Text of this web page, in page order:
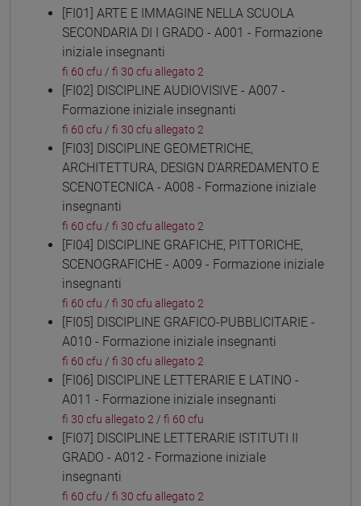
[FI01] ARTE E IMMAGINE NELLA SCUOLA
SECONDARIA DI I GRADO - A001 - Formazione
iniziale insegnanti
fi 60 cfu / fi 30 cfu allegato 2
[FI02] DISCIPLINE AUDIOVISIVE - A007 -
Formazione iniziale insegnanti
fi 60 cfu / fi 30 cfu allegato 2
[FI03] DISCIPLINE GEOMETRICHE,
ARCHITETTURA, DESIGN D'ARREDAMENTO E
SCENOTECNICA - A008 - Formazione iniziale
insegnanti
fi 60 cfu / fi 30 cfu allegato 2
[FI04] DISCIPLINE GRAFICHE, PITTORICHE,
SCENOGRAFICHE - A009 - Formazione iniziale
insegnanti
fi 60 cfu / fi 30 cfu allegato 2
[FI05] DISCIPLINE GRAFICO-PUBBLICITARIE -
A010 - Formazione iniziale insegnanti
fi 60 cfu / fi 30 cfu allegato 2
[FI06] DISCIPLINE LETTERARIE E LATINO -
A011 - Formazione iniziale insegnanti
fi 30 cfu allegato 2 / fi 60 cfu
[FI07] DISCIPLINE LETTERARIE ISTITUTI II
GRADO - A012 - Formazione iniziale
insegnanti
fi 60 cfu / fi 30 cfu allegato 2